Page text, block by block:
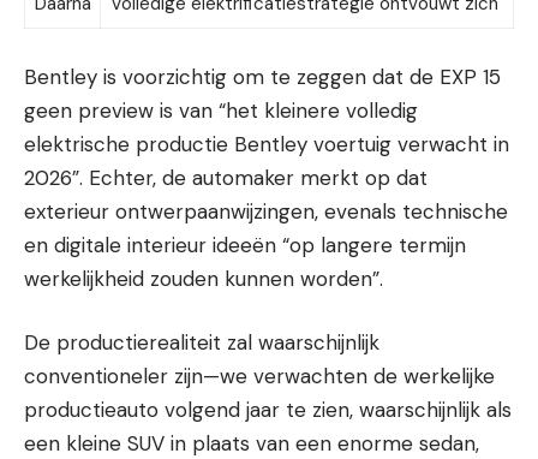
Bentley is voorzichtig om te zeggen dat de EXP 15
geen preview is van “het kleinere volledig
elektrische productie Bentley voertuig verwacht in
2026”. Echter, de automaker merkt op dat
exterieur ontwerpaanwijzingen, evenals technische
en digitale interieur ideeën “op langere termijn
werkelijkheid zouden kunnen worden”.
De productierealiteit zal waarschijnlijk
conventioneler zijn—we verwachten de werkelijke
productieauto volgend jaar te zien, waarschijnlijk als
een kleine SUV in plaats van een enorme sedan,